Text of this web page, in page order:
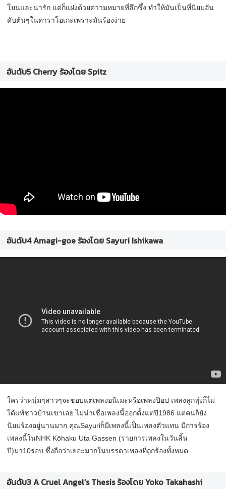
โยนและน่ารัก แต่ก็แฝงด้วยความหมายที่ลึกซึ้ง ทำให้มันเป็นที่นิยมอัน
ดับต้นๆในคาราโอเกะเพราะมันร้องง่าย
อันดับ5 Cherry ร้องโดย Spitz
อันดับ4 Amagi-goe ร้องโดย Sayuri Ishikawa
ใครว่าหนุ่มๆสาวๆจะชอบแต่เพลงอนิเมะหรือเพลงป๊อป เพลงลูกทุ่งก็ไม่
ได้แพ้ชาวบ้านเขาเลย ไม่น่าเชื่อเพลงนี้ออกตั้งแต่ปี1986 แต่คนก็ยัง
นิยมร้องอยู่นานมาก คุณSayuriก็มีเพลงนี้เป็นเพลงตัวแทน มีการร้อง
เพลงนี้ในNHK Kōhaku Uta Gassen (รายการเพลงในวันสิ้น
ปี)มา10รอบ ซึ่งถือว่าเยอะมากในบรรดาเพลงที่ถูกร้องทั้งหมด
อันดับ3 A Cruel Angel’s Thesis ร้องโดย Yoko Takahashi